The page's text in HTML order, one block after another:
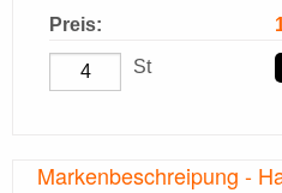
Preis:
St
Markenbeschreipung -